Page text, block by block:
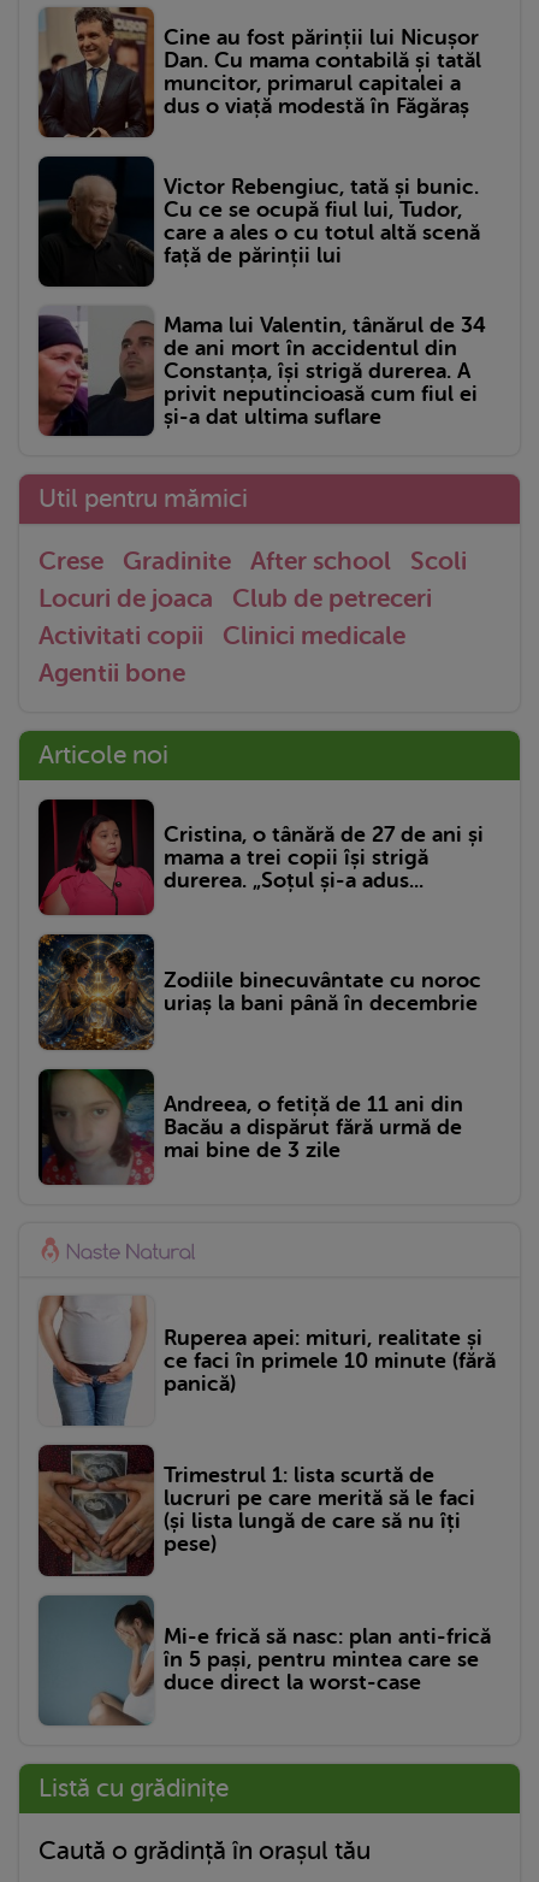
Cine au fost părinții lui Nicușor
Dan. Cu mama contabilă și tatăl
muncitor, primarul capitalei a
dus o viață modestă în Făgăraș
Victor Rebengiuc, tată și bunic.
Cu ce se ocupă fiul lui, Tudor,
care a ales o cu totul altă scenă
față de părinții lui
Mama lui Valentin, tânărul de 34
de ani mort în accidentul din
Constanța, își strigă durerea. A
privit neputincioasă cum fiul ei
și-a dat ultima suflare
Util pentru mămici
Crese Gradinite After school
Scoli
Locuri de joaca
Club de petreceri
Activitati copii
Clinici medicale
Agentii bone
Articole noi
Cristina, o tânără de 27 de ani și
mama a trei copii își strigă
durerea. „Soțul și-a adus...
Zodiile binecuvântate cu noroc
uriaș la bani până în decembrie
Andreea, o fetiță de 11 ani din
Bacău a dispărut fără urmă de
mai bine de 3 zile
Ruperea apei: mituri, realitate și
ce faci în primele 10 minute (fără
panică)
Trimestrul 1: lista scurtă de
lucruri pe care merită să le faci
(și lista lungă de care să nu îți
pese)
Mi-e frică să nasc: plan anti-frică
în 5 pași, pentru mintea care se
duce direct la worst-case
Listă cu grădinițe
Caută o grădință în orașul tău